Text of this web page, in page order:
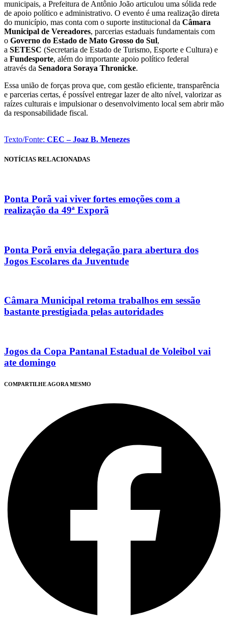
municipais, a Prefeitura de Antônio João articulou uma sólida rede
de apoio político e administrativo. O evento é uma realização direta
do município, mas conta com o suporte institucional da Câmara
Municipal de Vereadores, parcerias estaduais fundamentais com
o Governo do Estado de Mato Grosso do Sul,
a SETESC (Secretaria de Estado de Turismo, Esporte e Cultura) e
a Fundesporte, além do importante apoio político federal
através da Senadora Soraya Thronicke.
Essa união de forças prova que, com gestão eficiente, transparência
e parcerias certas, é possível entregar lazer de alto nível, valorizar as
raízes culturais e impulsionar o desenvolvimento local sem abrir mão
da responsabilidade fiscal.
Texto/Fonte: CEC – Joaz B. Menezes
NOTÍCIAS RELACIONADAS
Ponta Porã vai viver fortes emoções com a
realização da 49ª Exporã
Ponta Porã envia delegação para abertura dos
Jogos Escolares da Juventude
Câmara Municipal retoma trabalhos em sessão
bastante prestigiada pelas autoridades
Jogos da Copa Pantanal Estadual de Voleibol vai
ate domingo
COMPARTILHE AGORA MESMO